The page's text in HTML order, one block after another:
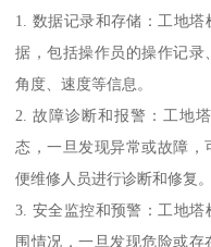
1. 数据记录和存储：工地
据，包括操作员的操作记录
角度、速度等信息。
2. 故障诊断和报警：工地
态，一旦发现异常或故障
便维修人员进行诊断和修复。
3. 安全监控和预警：工地
围情况，一旦发现危险或